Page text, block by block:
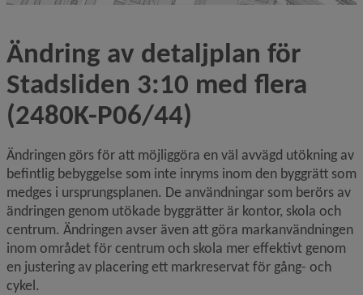
Ändring av detaljplan för
Stadsliden 3:10 med flera
(2480K-P06/44)
Ändringen görs för att möjliggöra en väl avvägd utökning av
befintlig bebyggelse som inte inryms inom den byggrätt som
medges i ursprungsplanen. De användningar som berörs av
ändringen genom utökade byggrätter är kontor, skola och
centrum. Ändringen avser även att göra markanvändningen
inom området för centrum och skola mer effektivt genom
en justering av placering ett markreservat för gång- och
cykel.